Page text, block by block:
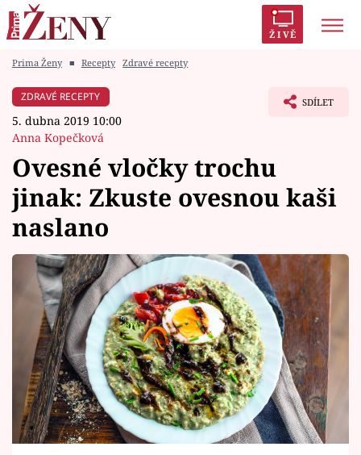
ŽIVĚ
Módní alarm
Zrádci
Témata
Celebrity
Vztahy
Seriály
Horoskopy
Sledujte prima+
Filmový festival Karlovy Vary
Prima Ženy ■ Recepty Zdravé recepty
ZDRAVÉ RECEPTY
5. dubna 2019 10:00
Anna Kopečková
SDÍLET
Ovesné vločky trochu
jinak: Zkuste ovesnou kaši
naslano